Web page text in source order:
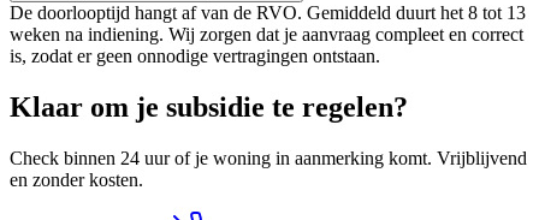
De doorlooptijd hangt af van de RVO. Gemiddeld duurt het 8 tot 13
weken na indiening. Wij zorgen dat je aanvraag compleet en correct
is, zodat er geen onnodige vertragingen ontstaan.
Klaar om je subsidie te regelen?
Check binnen 24 uur of je woning in aanmerking komt. Vrijblijvend
en zonder kosten.